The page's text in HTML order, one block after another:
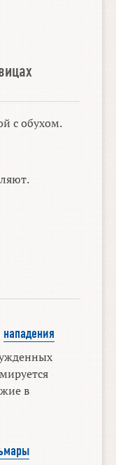
с обухом.
нападения
в